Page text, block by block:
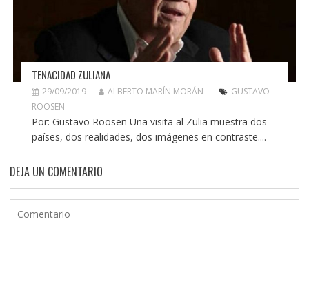
TENACIDAD ZULIANA
29/09/2019 ALBERTO MARÍN MORÁN
GUSTAVO
ROOSEN
Por: Gustavo Roosen Una visita al Zulia muestra dos
países, dos realidades, dos imágenes en contraste....
DEJA UN COMENTARIO